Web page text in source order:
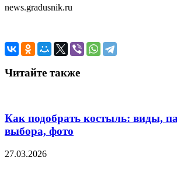
news.gradusnik.ru
Читайте также
Как подобрать костыль: виды,
выбора, фото
27.03.2026